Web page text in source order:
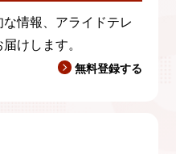
情報、アライドテレ
けします。
無料登録する